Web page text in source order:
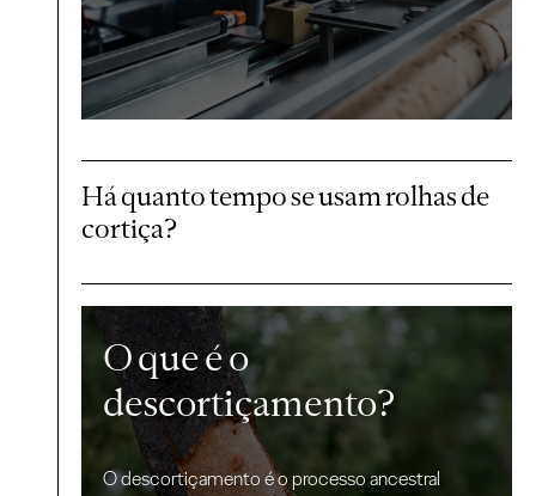
Há quanto tempo se usam rolhas de
cortiça?
O que é o
descortiçamento?
O descortiçamento é o processo ancestral